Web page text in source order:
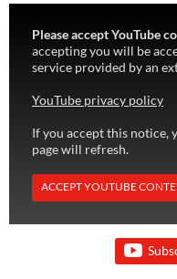
Please accept YouTube
accepting you will be
service provided by an
YouTube privacy policy
If you accept this notice,
page will refresh.
ACCEPT YOUTUBE